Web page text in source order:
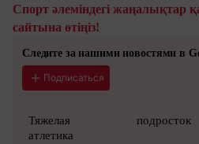
Спорт әлеміндегі жаңалықтар
сайтына өтіңіз!
Следите за нашими новостями в
Подписаться
Тяжелая
атлетика
подросток